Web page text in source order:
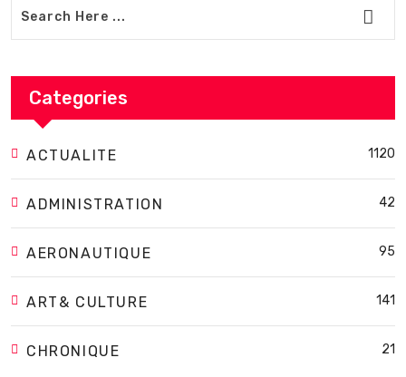
Categories
ACTUALITE 1120
ADMINISTRATION 42
AERONAUTIQUE 95
ART& CULTURE 141
CHRONIQUE 21